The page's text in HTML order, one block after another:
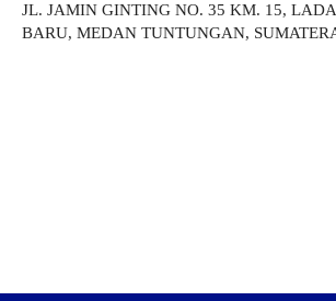
JL. JAMIN GINTING NO. 35 KM. 15,
BARU, MEDAN TUNTUNGAN,